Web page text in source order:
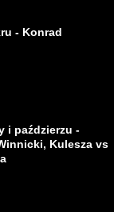
- Konrad
i paździerzu -
Kulesza vs